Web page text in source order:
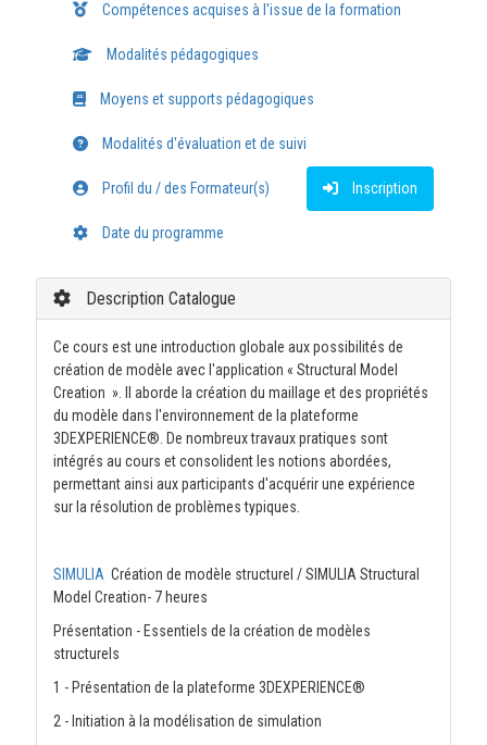
Compétences acquises à l'issue de la formation
Modalités pédagogiques
Moyens et supports pédagogiques
Modalités d'évaluation et de suivi
Profil du / des Formateur(s) Inscription
Date du programme
Description Catalogue
Ce cours est une introduction globale aux possibilités de
création de modèle avec l'application « Structural Model
Creation ». Il aborde la création du maillage et des propriétés
du modèle dans l'environnement de la plateforme
3DEXPERIENCE®. De nombreux travaux pratiques sont
intégrés au cours et consolident les notions abordées,
permettant ainsi aux participants d'acquérir une expérience
sur la résolution de problèmes typiques.
SIMULIA Création de modèle structurel / SIMULIA Structural
Model Creation- 7 heures
Présentation - Essentiels de la création de modèles
structurels
1 - Présentation de la plateforme 3DEXPERIENCE®
2 - Initiation à la modélisation de simulation